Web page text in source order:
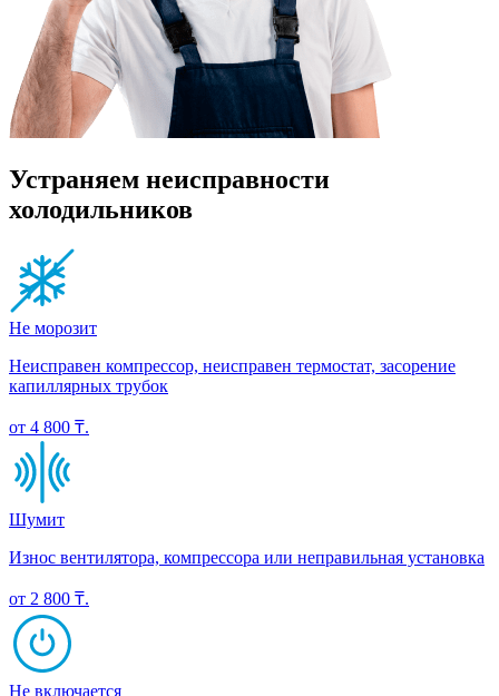
Устраняем неисправности
холодильников
Не морозит
Неисправен компрессор, неисправен термостат, засорение
капиллярных трубок
от 4 800 ₸.
Шумит
Износ вентилятора, компрессора или неправильная установка
от 2 800 ₸.
Не включается